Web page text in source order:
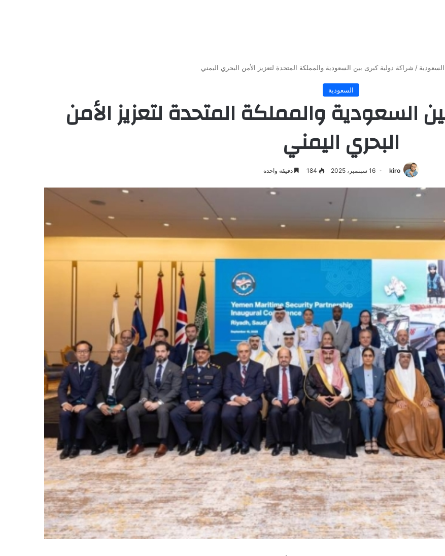
السعودية / شراكة دولية كبرى بين السعودية والمملكة المتحدة لتعزيز الأمن البحري اليمني
السعودية
السعودية والمملكة المتحدة لتعزيز الأمن
البحري اليمني
kiro 16 سبتمبر، 2025 184 دقيقة واحدة